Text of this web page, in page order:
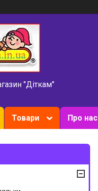
"Діткам"
Товари Про нас